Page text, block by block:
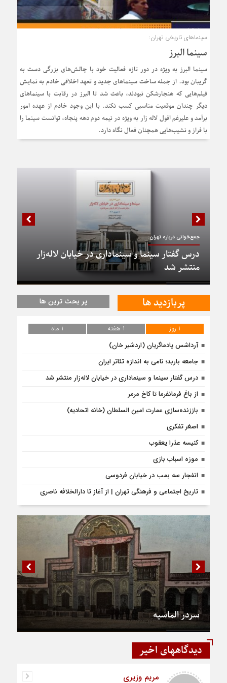
سینماهای تاریخی تهران:
سینما البرز
سینما البرز به ویژه در دور تازه فعالیت خود با چالش‌های بزرگی دست به
گریبان بود. از جمله ساخت سینماهای جدید و تعهد اخلاقی خادم به نمایش
فیلم‌هایی که هنجارشکن نبودند، باعث شد تا البرز در رقابت با سینماهای
دیگر چندان موقعیت مناسبی کسب نکند. با این وجود خادم از عهده امور
برآمد و علیرغم افول لاله زار به ویژه در نیمه دوم دهه پنجاه، توانست سینما را
با فراز و نشیب‌هایی همچنان فعال نگاه دارد.
جمع‌خوانی درباره تهران:
درس گفتار سینما و سینماداری در خیابان لاله‌زار
منتشر شد
پربازدید ها پر بحث ترین ها
1 روز 1 هفته
1 ماه
آرداشس پادماگریان (اردشیر خان)
جامعه باربد؛ نامی به اندازه تئاتر ایران
درس گفتار سینما و سینماداری در خیابان لاله‌زار منتشر شد
از باغ فرمانفرما تا کاخ مرمر
باززنده‌سازی عمارت امین السلطان (خانه اتحادیه)
اصغر تفکری
کنیسه عذرا یعقوب
موزه اسباب بازی
انفجار سه بمب در خیابان فردوسی
تاریخ اجتماعی و فرهنگی تهران | از آغاز تا دارالخلافه ناصری
سردر الماسیه
دیدگاههای اخیر
مریم وزیری